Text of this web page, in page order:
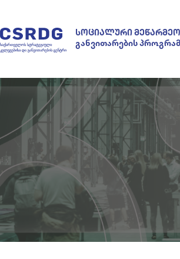
ᲡᲝᲪᲘᲐᲚᲣᲠᲘ
განვითარების